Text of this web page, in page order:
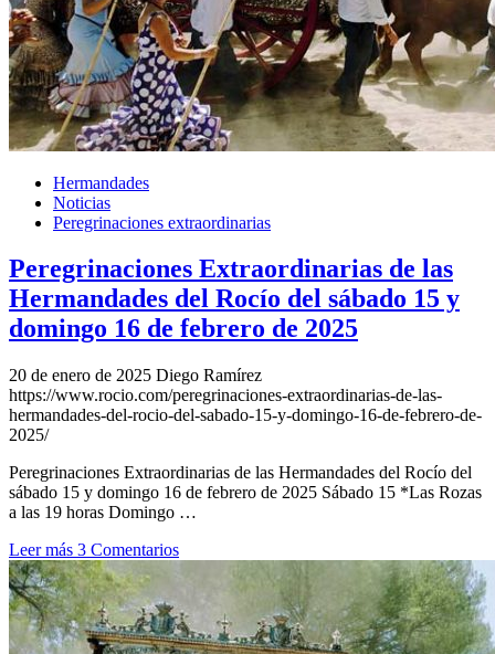
Hermandades
Noticias
Peregrinaciones extraordinarias
Peregrinaciones Extraordinarias de las
Hermandades del Rocío del sábado 15 y
domingo 16 de febrero de 2025
20 de enero de 2025 Diego Ramírez
https://www.rocio.com/peregrinaciones-extraordinarias-de-las-
hermandades-del-rocio-del-sabado-15-y-domingo-16-de-febrero-de-
2025/
Peregrinaciones Extraordinarias de las Hermandades del Rocío del
sábado 15 y domingo 16 de febrero de 2025 Sábado 15 *Las Rozas
a las 19 horas Domingo …
Leer más 3 Comentarios